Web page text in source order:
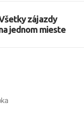
zájazdy
jednom mieste